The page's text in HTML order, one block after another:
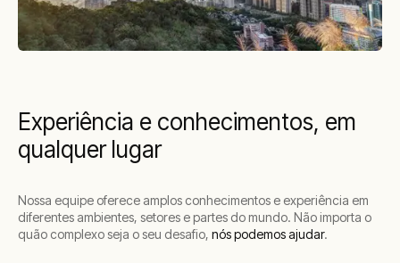
Experiência e conhecimentos, em
qualquer lugar
Nossa equipe oferece amplos conhecimentos e experiência em
diferentes ambientes, setores e partes do mundo. Não importa o
quão complexo seja o seu desafio, nós podemos ajudar.